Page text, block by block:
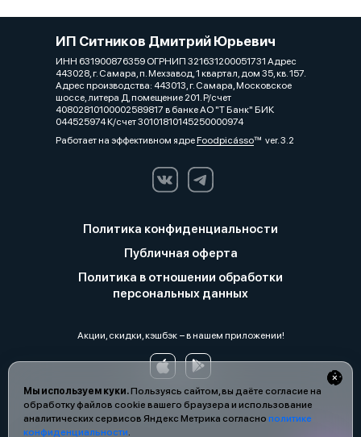
Мы используем куки.Пользуясь сайтом, вы даёте согласие на
обработку файлов cookie вашего браузера и использование
аналитических сервисов Яндекс Метрика согласно политике
конфиденциальности.
ИП Ситников Дмитрий Юрьевич
ИНН 631900876359 ОГРНИП 321631200051731 Адрес
443028, г. Самара, п. Мехзавод, 1 квартал, дом 35, кв. 157.
Адрес производства: 443013, г. Самара, Московское
шоссе, литера Д, помещение 201. Р/счет
40802810100002589817 в банке АО "Т Банк" БИК
044525974 К/счет 30101810145250000974
Работает на эффективном ядреFoodpicássover. 3.2
Политика конфиденциальности
Публичная оферта
Политика в отношении обработки
персональных данных
Акции, скидки, кэшбэк − в нашем приложении!